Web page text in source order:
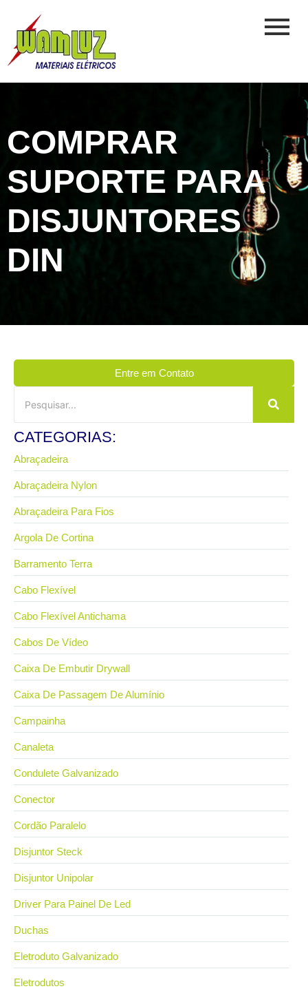
COMPRAR
SUPORTE PARA
DISJUNTORES
DIN
Entre em Contato
CATEGORIAS:
Abraçadeira
Abraçadeira Nylon
Abraçadeira Para Fios
Argola De Cortina
Barramento Terra
Cabo Flexível
Cabo Flexível Antichama
Cabos De Vídeo
Caixa De Embutir Drywall
Caixa De Passagem De Alumínio
Campainha
Canaleta
Condulete Galvanizado
Conector
Cordão Paralelo
Disjuntor Steck
Disjuntor Unipolar
Driver Para Painel De Led
Duchas
Eletroduto Galvanizado
Eletrodutos